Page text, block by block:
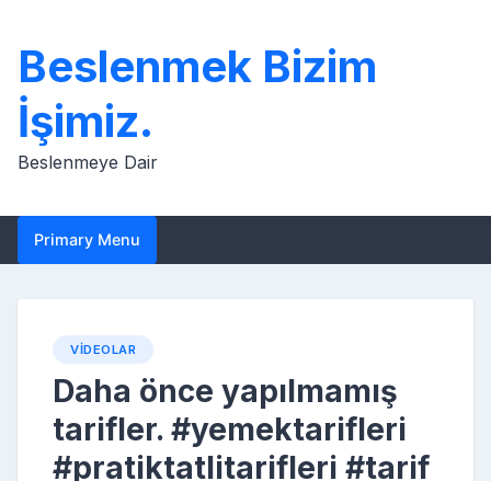
content
Beslenmek Bizim
İşimiz.
Beslenmeye Dair
Primary Menu
VIDEOLAR
Daha önce yapılmamış
tarifler. #yemektarifleri
#pratiktatlitarifleri #tarif